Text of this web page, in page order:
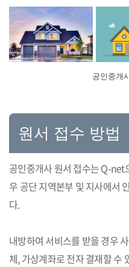
공인중개
원서 접수 방법
공인중개사 원서 접수는 Q-net
우 공단 지역본부 및 지사에서
다.
내방하여 서비스를 받을 경우
체, 가상계좌로 전자 결재할 수